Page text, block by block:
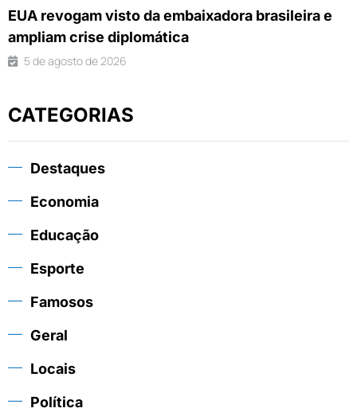
EUA revogam visto da embaixadora brasileira e
ampliam crise diplomática
5 de agosto de 2026
CATEGORIAS
Destaques
Economia
Educação
Esporte
Famosos
Geral
Locais
Política